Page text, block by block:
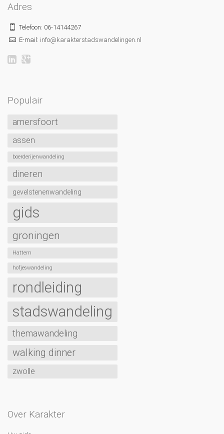
Adres
Telefoon: 06-14144267
E-mail: info@karakterstadswandelingen.nl
Populair
amersfoort
assen
boerderijenwandeling
dineren
gevelstenenwandeling
gids
groningen
Hattem
hofjeswandeling
rondleiding
stadswandeling
themawandeling
walking dinner
zwolle
Over Karakter